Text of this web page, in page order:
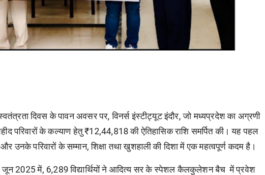
दिवस के पावन अवसर पर,विनर्स इंस्टीट्यूट इंदौर,जो मध्यप्रदेश का अग्रणी
परिवारों के कल्याण हेतु₹12,44,818की ऐतिहासिक राशि समर्पित की। यह पहल
और उनके परिवारों के सम्मान,शिक्षा तथा खुशहाली की दिशा में एक महत्वपूर्ण कदम है।
जून2025 में, 6,289विद्यार्थियों ने आदित्य सर के स्पेशल कैलकुलेशन बैच में प्रवेश